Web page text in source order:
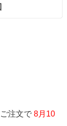
注文で 8月10